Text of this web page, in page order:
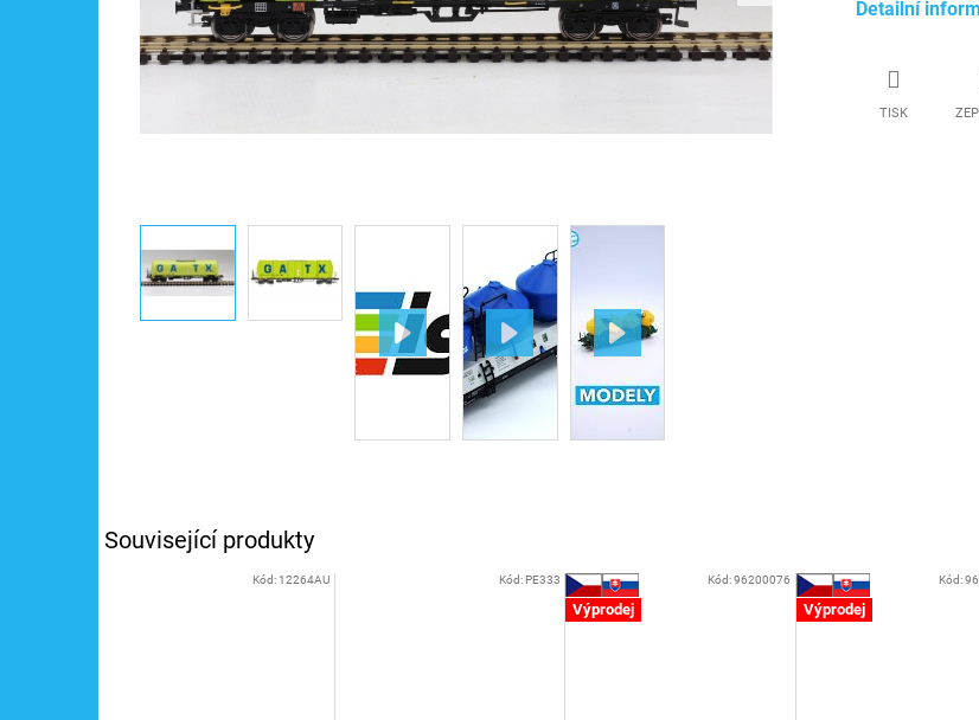
Detailní
TISK
Související produkty
Kód: 12264AU Kód:PE333
Výprodej
Kód:96200076
Výprodej
Kód: